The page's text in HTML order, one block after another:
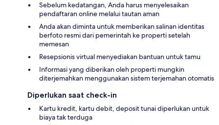
Sebelum kedatangan, Anda harus menyelesaikan
pendaftaran online melalui tautan aman
Anda akan diminta untuk memberikan salinan identitas
berfoto resmi dari pemerintah ke properti setelah
memesan
Resepsionis virtual menyediakan bantuan untuk tamu
Informasi yang diberikan oleh properti mungkin
diterjemahkan menggunakan sistem terjemahan otomatis
Diperlukan saat check-in
Kartu kredit, kartu debit, deposit tunai diperlukan untuk
biaya tak terduga